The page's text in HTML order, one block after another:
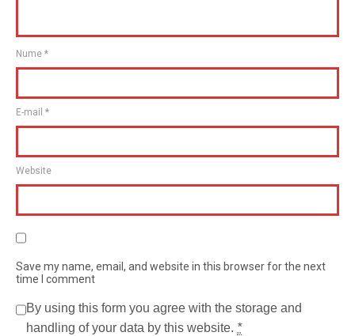
Nume *
E-mail *
Website
Save my name, email, and website in this browser for the next
time I comment
By using this form you agree with the storage and
handling of your data by this website. *